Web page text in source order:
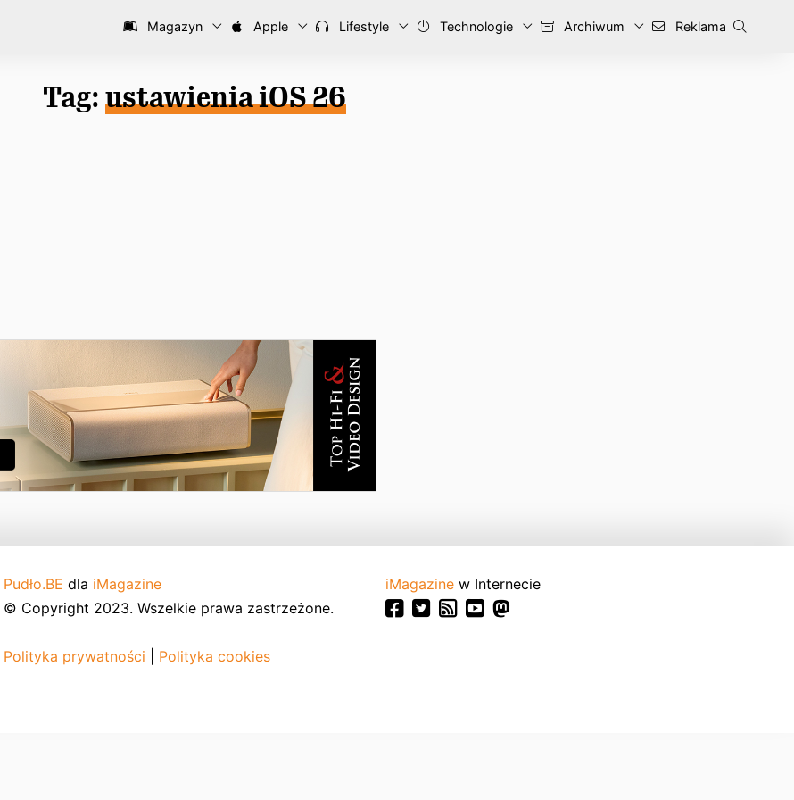
Magazyn Apple Lifestyle Technologie Archiwum Reklama
Tag: ustawienia iOS 26
Pudło.BE dla iMagazine
© Copyright 2023. Wszelkie prawa zastrzeżone.
Polityka prywatności Polityka cookies
iMagazine w Internecie